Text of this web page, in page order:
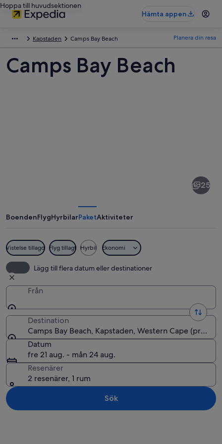
Hoppa till huvudsektionen
Hämta appen
Kapstaden Camps Bay Beach Planera din resa
Camps Bay Beach
25
BoendenFlygHyrbilarPaketAktiviteter
Vistelse tillagd Flyg tillagt Hyrbil Ekonomi
Lägg till flera datum eller destinationer
Från
Destination
Camps Bay Beach, Kapstaden, Western Cape
Datum
fre 21 aug. - mån 24 aug.
Resenärer
2 resenärer, 1 rum
Sök